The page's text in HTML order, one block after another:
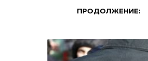
ПРОДОЛЖЕНИЕ: